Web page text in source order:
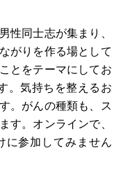
性同士志が集まり、
がりを作る場として
とをテーマにしてお
。気持ちを整えるお
。がんの種類も、ス
す。オンラインで、
に参加してみません